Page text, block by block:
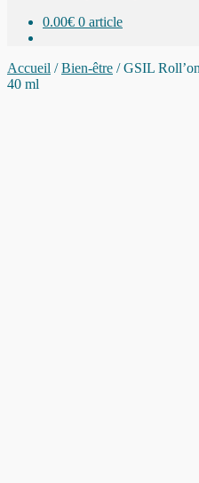
0.00€ 0 article
Accueil /Bien-être /GSIL
40 ml